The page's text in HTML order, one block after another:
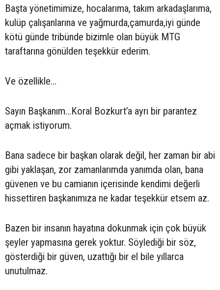
Başta yönetimimize, hocalarıma, takım arkadaşlarıma,
kulüp çalışanlarına ve yağmurda,çamurda,iyi günde
kötü günde tribünde bizimle olan büyük MTG
taraftarına gönülden teşekkür ederim.
Ve özellikle…
Sayın Başkanım...Koral Bozkurt’a ayrı bir parantez
açmak istiyorum.
Bana sadece bir başkan olarak değil, her zaman bir abi
gibi yaklaşan, zor zamanlarımda yanımda olan, bana
güvenen ve bu camianın içerisinde kendimi değerli
hissettiren başkanımıza ne kadar teşekkür etsem az.
Bazen bir insanın hayatına dokunmak için çok büyük
şeyler yapmasına gerek yoktur. Söylediği bir söz,
gösterdiği bir güven, uzattığı bir el bile yıllarca
unutulmaz.